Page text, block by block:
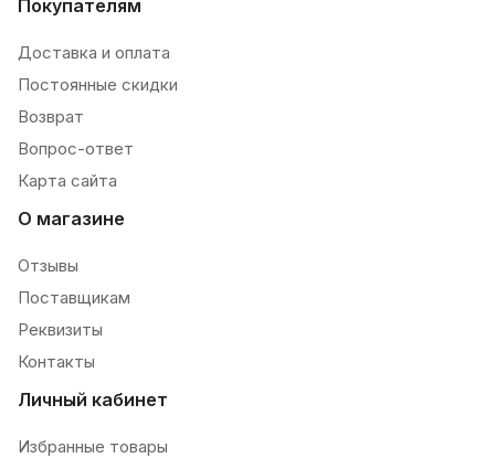
Покупателям
Доставка и оплата
Постоянные скидки
Возврат
Вопрос-ответ
Карта сайта
О магазине
Отзывы
Поставщикам
Реквизиты
Контакты
Личный кабинет
Избранные товары